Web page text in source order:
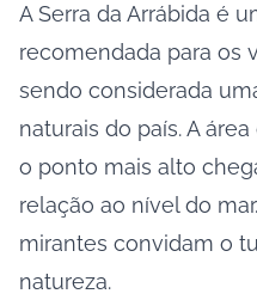
A Serra da Arrábida é
recomendada para os
sendo considerada
naturais do país. A
o ponto mais alto
relação ao nível do
mirantes convidam o
natureza.